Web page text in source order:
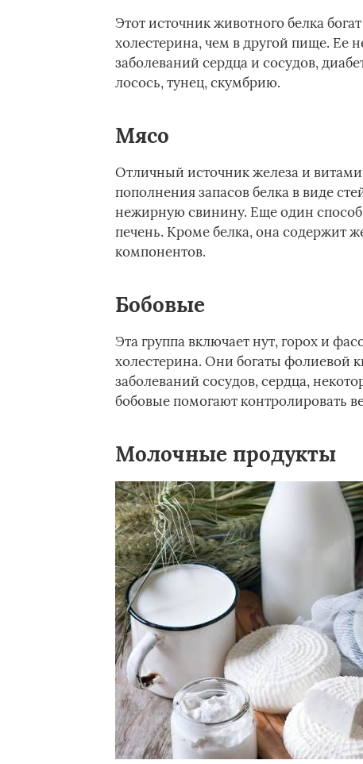
Этот источник животного белка
холестерина, чем в другой пище. Ее
заболеваний сердца и сосудов,
лосось, тунец, скумбрию.
Мясо
Отличный источник железа и
пополнения запасов белка в виде
нежирную свинину. Еще один способ
печень. Кроме белка, она содержит
компонентов.
Бобовые
Эта группа включает нут, горох и
холестерина. Они богаты фолиевой
заболеваний сосудов, сердца,
бобовые помогают контролировать
Молочные продукты